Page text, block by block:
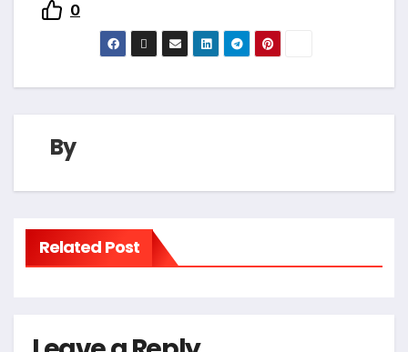
0
By
Related Post